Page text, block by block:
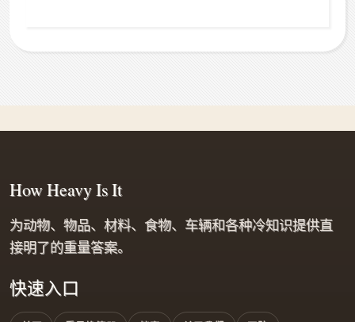
快速入口
How Heavy Is It
为动物、物品、材料、食物、车辆和各种冷知识提供直
接明了的重量答案。